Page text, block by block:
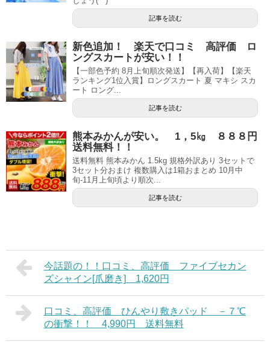
記事を読む
新色追加！ 楽天で口コミ 高評価 ロ
ングスカートが安い！！
【一部色予約 8月上旬順次発送】【再入荷】【楽天
ランキング1位入賞】ロングスカート 夏 マキシ スカ
ート ロング...
記事を読む
熊本みかんが安い。 1，5㎏ ８８８円
送料無料！！
送料無料 熊本みかん 1.5kg 規格外訳あり 3セットで
3セット分おまけ 複数購入は1箱おまとめ 10月中
旬-11月上旬頃より順次...
記事を読む
今話題の！！口コミ、高評価 ファイブセカン
ズシャイン[爪磨き] 1,620円
口コミ、高評価 ひんやり敷きパッド －７℃
の衝撃！！ 4,990円 送料無料